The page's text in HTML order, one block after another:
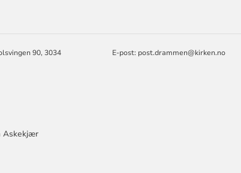
90, 3034
E-post: post.drammen@kirken.no
Askekjær